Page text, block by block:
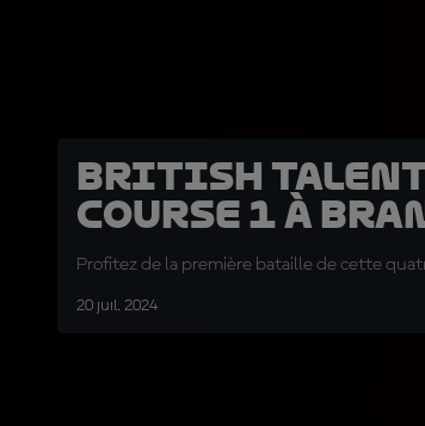
British Talent
course 1 à
Profitez de la première bataille de cette
20 juil. 2024